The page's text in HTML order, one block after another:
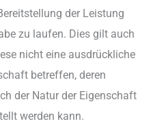
der Leistung
zu laufen. Dies gilt auch
nicht eine ausdrückliche
betreffen, deren
der Natur der Eigenschaft
werden kann.